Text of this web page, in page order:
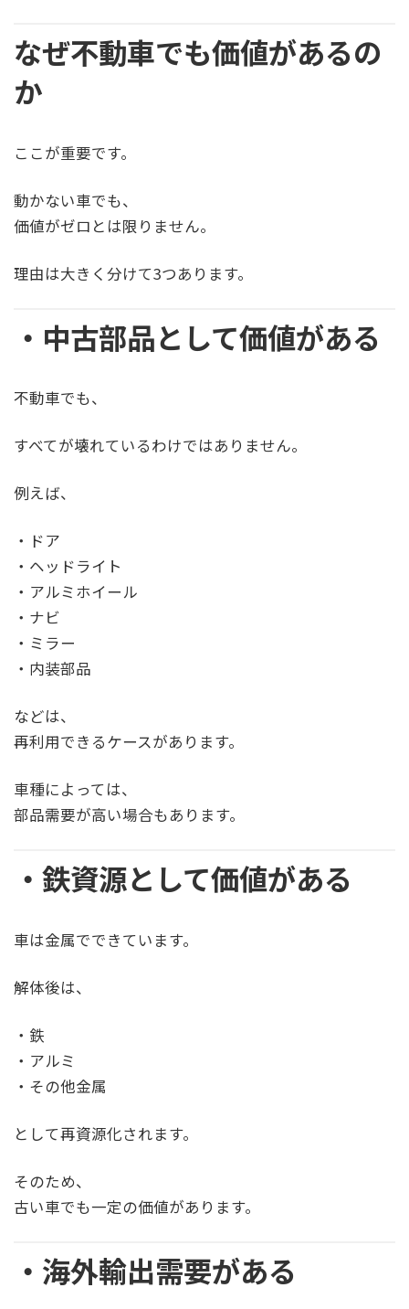
なぜ不動車でも価値があるの
か
ここが重要です。
動かない車でも、
価値がゼロとは限りません。
理由は大きく分けて3つあります。
・中古部品として価値がある
不動車でも、
すべてが壊れているわけではありません。
例えば、
・ドア
・ヘッドライト
・アルミホイール
・ナビ
・ミラー
・内装部品
などは、
再利用できるケースがあります。
車種によっては、
部品需要が高い場合もあります。
・鉄資源として価値がある
車は金属でできています。
解体後は、
・鉄
・アルミ
・その他金属
として再資源化されます。
そのため、
古い車でも一定の価値があります。
・海外輸出需要がある